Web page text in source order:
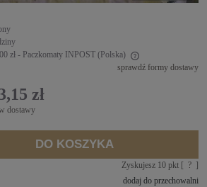
zł - Paczkomaty INPOST (Polska)
sprawdź formy dostawy
zł
dostawy
DO KOSZYKA
Zyskujesz 10pkt [ ? ]
dodaj do przechowalni